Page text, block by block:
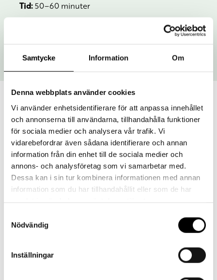
Samtycke Information Om
Denna webbplats använder cookies
Vi använder enhetsidentifierare för att anpassa innehållet
och annonserna till användarna, tillhandahålla funktioner
för sociala medier och analysera vår trafik. Vi
vidarebefordrar även sådana identifierare och annan
information från din enhet till de sociala medier och
annons- och analysföretag som vi samarbetar med.
Dessa kan i sin tur kombinera informationen med annan
information som du har tillhandahållit eller som de har
Nödvändig
Inställningar
Tid:50–60 minuter
Pris kvällar och helger:4000 kr/grupp